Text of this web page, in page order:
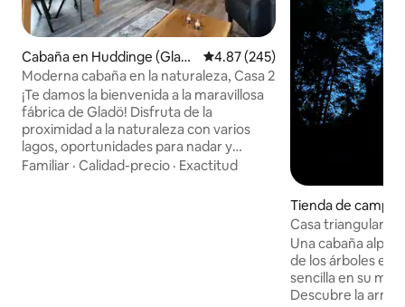
Cabaña en Huddinge (Glad
ö kvarn)
Calificación promedio: 4.87 de
4.87 (245)
Moderna cabaña en la naturaleza, Casa 2
¡Te damos la bienvenida a la maravillosa
fábrica de Gladö! Disfruta de la
proximidad a la naturaleza con varios
lagos, oportunidades para nadar y
hermosos senderos, perfectos para
Familiar · Calidad-precio · Exactitud
Tienda de campo
Casa triangular
los árboles
Una cabaña
de los árboles en
sencilla en su
Descubre la